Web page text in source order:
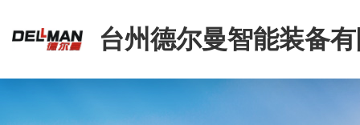
台州德尔曼智能装备